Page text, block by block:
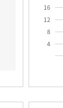
08. 17 월 -
4
8
12
16